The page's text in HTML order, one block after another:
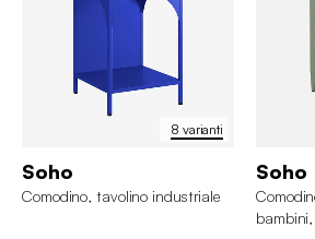
8 varianti
Soho
Comodino, tavolino industriale
Soho